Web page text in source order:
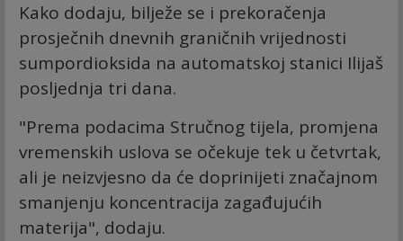
Kako dodaju, bilježe se i prekoračenja
prosječnih dnevnih graničnih vrijednosti
sumpordioksida na automatskoj stanici Ilijaš
posljednja tri dana.
"Prema podacima Stručnog tijela, promjena
vremenskih uslova se očekuje tek u četvrtak,
ali je neizvjesno da će doprinijeti značajnom
smanjenju koncentracija zagađujućih
materija", dodaju.